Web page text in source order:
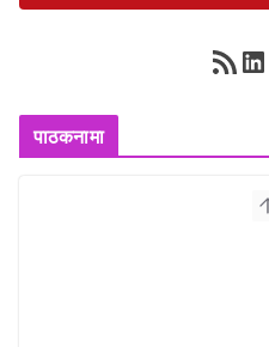
RSS Feed LinkedIn
पाठकनामा